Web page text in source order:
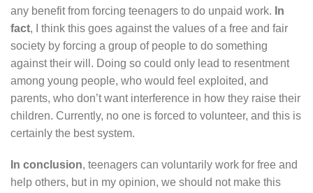
any benefit from forcing teenagers to do unpaid work. In
fact, I think this goes against the values of a free and fair
society by forcing a group of people to do something
against their will. Doing so could only lead to resentment
among young people, who would feel exploited, and
parents, who don’t want interference in how they raise their
children. Currently, no one is forced to volunteer, and this is
certainly the best system.
In conclusion, teenagers can voluntarily work for free and
help others, but in my opinion, we should not make this